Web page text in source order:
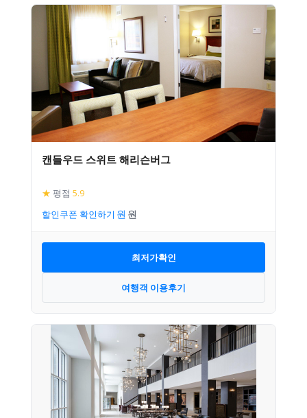
캔들우드 스위트 해리슨버그
★ 평점 5.9
할인쿠폰 확인하기
최저가확인
여행객 이용후기